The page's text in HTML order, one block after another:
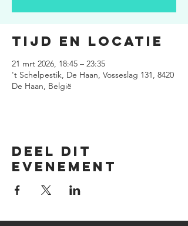
Tijd en locatie
21 mrt 2026, 18:45 – 23:35
't Schelpestik, De Haan, Vosseslag 131, 8420
De Haan, België
Deel dit
evenement